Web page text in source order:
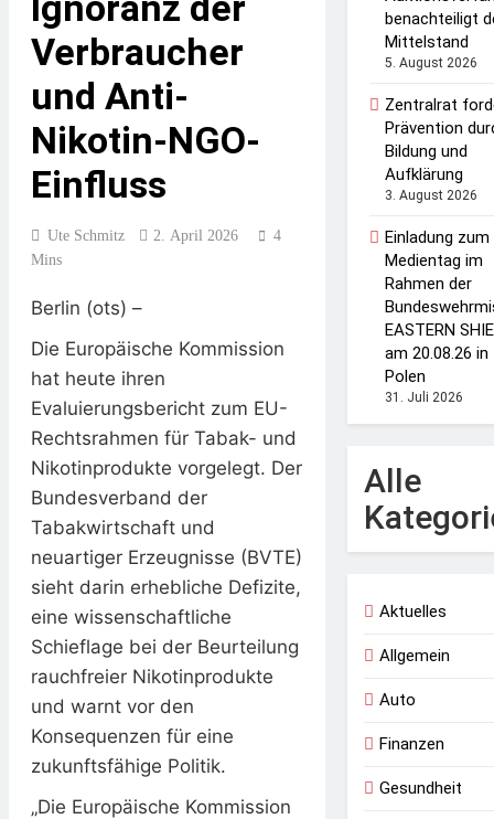
Verbraucher
und Anti-
Nikotin-NGO-
Einfluss
Ute Schmitz 2. April 2026
4
Mins
Berlin (ots) –
Die Europäische Kommission
hat heute ihren
Evaluierungsbericht zum EU-
Rechtsrahmen für Tabak- und
Nikotinprodukte vorgelegt. Der
Bundesverband der
Tabakwirtschaft und
neuartiger Erzeugnisse (BVTE)
sieht darin erhebliche Defizite,
eine wissenschaftliche
Schieflage bei der Beurteilung
rauchfreier Nikotinprodukte
und warnt vor den
Konsequenzen für eine
zukunftsfähige Politik.
„Die Europäische Kommission
benachteiligt
Mittelstand
5. August 2026
Zentralrat
Prävention
Bildung und
Aufklärung
3. August 2026
Einladung zum
Medientag im
Rahmen der
EASTERN
am 20.08.26 in
Polen
31. Juli 2026
Alle
Aktuelles
Allgemein
Auto
Finanzen
Gesundheit